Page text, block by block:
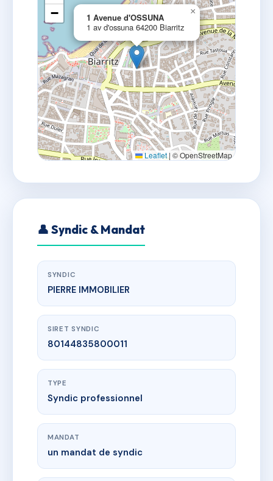
1 Avenue d'OSSUNA
1 av d'ossuna 64200 Biarritz
×
−
Leaflet | © OpenStreetMap
👤 Syndic & Mandat
SYNDIC
PIERRE IMMOBILIER
SIRET SYNDIC
80144835800011
TYPE
Syndic professionnel
MANDAT
un mandat de syndic